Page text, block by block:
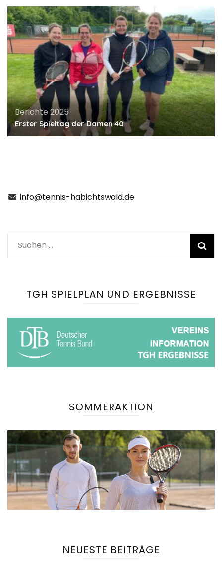
Berichte 2025
Erster Spieltag der Damen 40
info@tennis-habichtswald.de
Suchen
nach:
TGH SPIELPLAN UND ERGEBNISSE
SOMMERAKTION
NEUESTE BEITRÄGE